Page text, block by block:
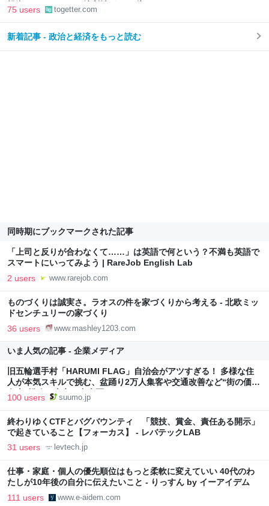
投資したら、なんか純利益が2900億になった
75 users togetter.com
新着記事 - 政治と経済をもっと読む
同時期にブックマークされた記事
「上司と反りが合わなくて……」は英語で何という？不満も英語で
スマートにいってみよう | RareJob English Lab
2 users www.rarejob.com
ものづくりは誠実さ。ラオスの件を家づくりから考える - 北欧ミッ
ドセンチュリーの家づくり
36 users www.mashley1203.com
いま人気の記事 - 企業メディア
旧五輪選手村「HARUMI FLAG」自治会がアツすぎる！ 多様な住
人が本気スキルで挑む、盆踊り2万人集客や交通改善など“街の価値
向上”戦略 東京・中央区
100 users suumo.jp
終わりゆくCTFとバグバウンティ 「競技、賞金、責任ある開示」
で起きていること【フォーカス】 - レバテックLAB
31 users levtech.jp
仕事・家庭・個人の優先順位はもっと柔軟に変えていい 40代のわ
たしが10年後の自分に伝えたいこと - りっすん by イーアイデム
111 users www.e-aidem.com